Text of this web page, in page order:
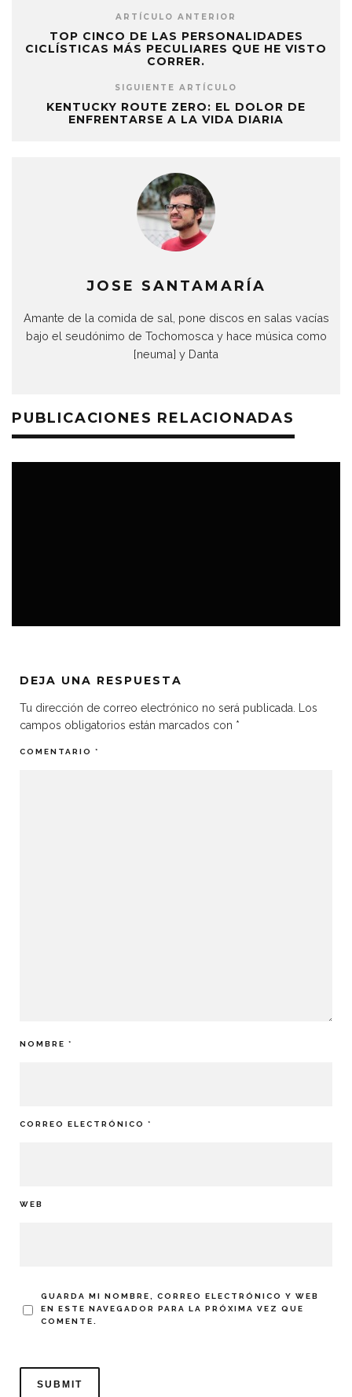
ARTÍCULO ANTERIOR
TOP CINCO DE LAS PERSONALIDADES
CICLÍSTICAS MÁS PECULIARES QUE HE VISTO
CORRER.
SIGUIENTE ARTÍCULO
KENTUCKY ROUTE ZERO: EL DOLOR DE
ENFRENTARSE A LA VIDA DIARIA
JOSE SANTAMARÍA
Amante de la comida de sal, pone discos en salas vacías
bajo el seudónimo de Tochomosca y hace música como
[neuma] y Danta
PUBLICACIONES RELACIONADAS
DEJA UNA RESPUESTA
Tu dirección de correo electrónico no será publicada. Los
campos obligatorios están marcados con *
COMENTARIO *
NOMBRE *
CORREO ELECTRÓNICO *
WEB
GUARDA MI NOMBRE, CORREO ELECTRÓNICO Y WEB
EN ESTE NAVEGADOR PARA LA PRÓXIMA VEZ QUE
COMENTE.